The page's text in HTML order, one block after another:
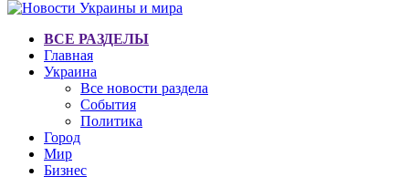
ВСЕ РАЗДЕЛЫ
Главная
Украина
Все новости раздела
События
Политика
Город
Мир
Бизнес